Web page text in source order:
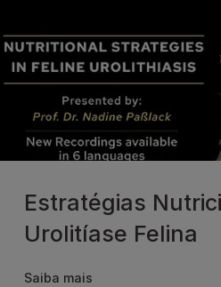
Estratégias
Urolitíase Felina
Saiba mais